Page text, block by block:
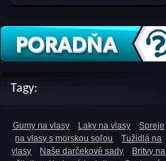
Tagy:
Gumy na vlasy Laky na vlasy
Spreje
na vlasy s morskou soľou
Tužidlá na
vlasy
Naše darčekové sady
Britvy na